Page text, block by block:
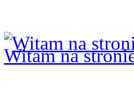
Witam na